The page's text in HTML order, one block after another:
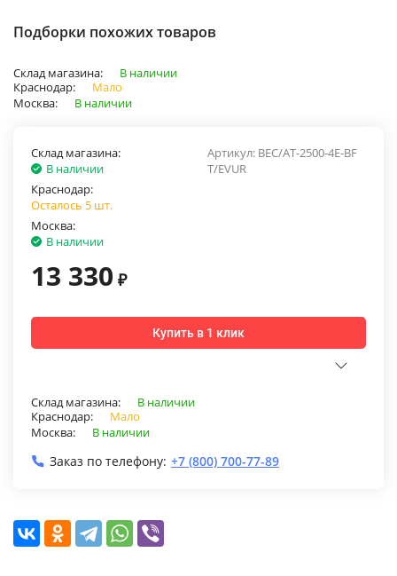
Подборки похожих товаров
Склад магазина:
В наличии
Краснодар:
Мало
Москва:
В наличии
Артикул: BEC/AT-2500-4E-BF
T/EVUR
Склад магазина:
В наличии
Краснодар:
Осталось 5 шт.
Москва:
В наличии
13 330 ₽
Купить в 1 клик
Склад магазина:
В наличии
Краснодар:
Мало
Москва:
В наличии
Заказ по телефону: +7 (800) 700-77-89